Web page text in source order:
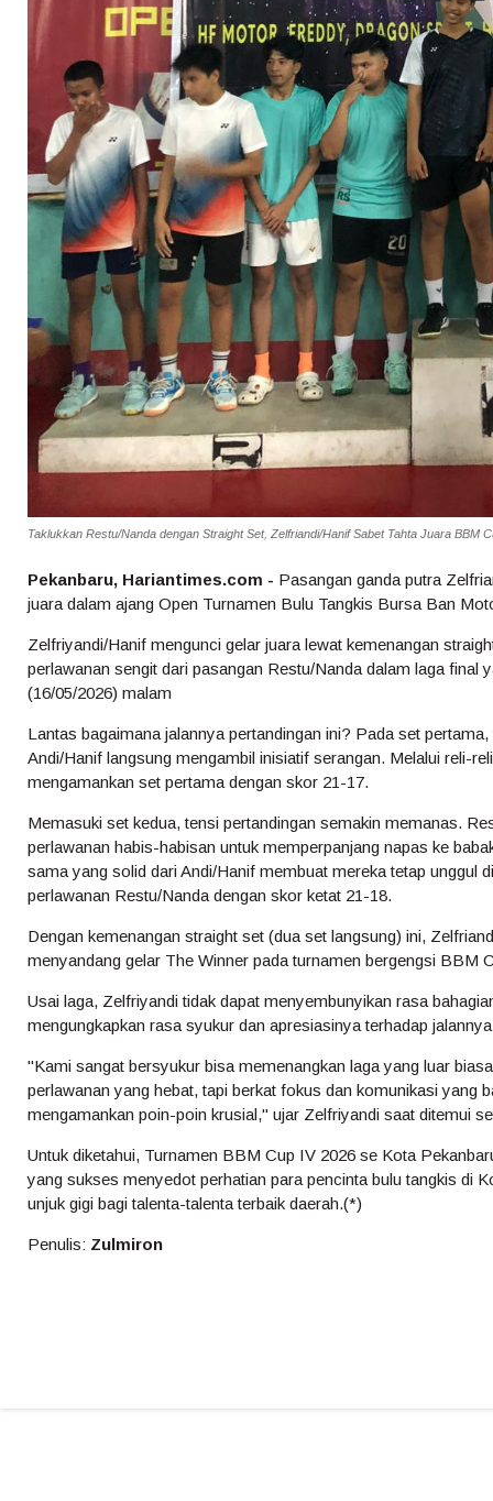
Taklukkan Restu/Nanda dengan Straight Set, Zelfriandi/Hanif Sabet Tahta Juara BBM
Pekanbaru, Hariantimes.com - Pasangan ganda putra
juara dalam ajang Open Turnamen Bulu Tangkis Bursa Ban
Zelfriyandi/Hanif mengunci gelar juara lewat kemenangan
perlawanan sengit dari pasangan Restu/Nanda dalam laga final
(16/05/2026) malam
Lantas bagaimana jalannya pertandingan ini? Pada set
Andi/Hanif langsung mengambil inisiatif serangan. Melalui reli-
mengamankan set pertama dengan skor 21-17.
Memasuki set kedua, tensi pertandingan semakin memanas.
perlawanan habis-habisan untuk memperpanjang napas ke
sama yang solid dari Andi/Hanif membuat mereka tetap unggul
perlawanan Restu/Nanda dengan skor ketat 21-18.
Dengan kemenangan straight set (dua set langsung) ini,
menyandang gelar The Winner pada turnamen bergengsi BBM
Usai laga, Zelfriyandi tidak dapat menyembunyikan rasa
mengungkapkan rasa syukur dan apresiasinya terhadap
"Kami sangat bersyukur bisa memenangkan laga yang luar
perlawanan yang hebat, tapi berkat fokus dan komunikasi yang
mengamankan poin-poin krusial," ujar Zelfriyandi saat ditemui
Untuk diketahui, Turnamen BBM Cup IV 2026 se Kota
yang sukses menyedot perhatian para pencinta bulu tangkis di
unjuk gigi bagi talenta-talenta terbaik daerah.(*)
Penulis: Zulmiron